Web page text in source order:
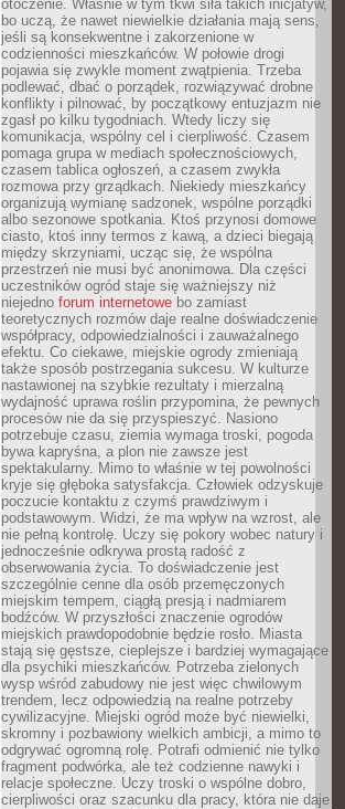
otoczenie. Właśnie w tym tkwi siła takich inicjatyw,
bo uczą, że nawet niewielkie działania mają sens,
jeśli są konsekwentne i zakorzenione w
codzienności mieszkańców. W połowie drogi
pojawia się zwykle moment zwątpienia. Trzeba
podlewać, dbać o porządek, rozwiązywać drobne
konflikty i pilnować, by początkowy entuzjazm nie
zgasł po kilku tygodniach. Wtedy liczy się
komunikacja, wspólny cel i cierpliwość. Czasem
pomaga grupa w mediach społecznościowych,
czasem tablica ogłoszeń, a czasem zwykła
rozmowa przy grządkach. Niekiedy mieszkańcy
organizują wymianę sadzonek, wspólne porządki
albo sezonowe spotkania. Ktoś przynosi domowe
ciasto, ktoś inny termos z kawą, a dzieci biegają
między skrzyniami, ucząc się, że wspólna
przestrzeń nie musi być anonimowa. Dla części
uczestników ogród staje się ważniejszy niż
niejedno forum internetowe bo zamiast
teoretycznych rozmów daje realne doświadczenie
współpracy, odpowiedzialności i zauważalnego
efektu. Co ciekawe, miejskie ogrody zmieniają
także sposób postrzegania sukcesu. W kulturze
nastawionej na szybkie rezultaty i mierzalną
wydajność uprawa roślin przypomina, że pewnych
procesów nie da się przyspieszyć. Nasiono
potrzebuje czasu, ziemia wymaga troski, pogoda
bywa kapryśna, a plon nie zawsze jest
spektakularny. Mimo to właśnie w tej powolności
kryje się głęboka satysfakcja. Człowiek odzyskuje
poczucie kontaktu z czymś prawdziwym i
podstawowym. Widzi, że ma wpływ na wzrost, ale
nie pełną kontrolę. Uczy się pokory wobec natury i
jednocześnie odkrywa prostą radość z
obserwowania życia. To doświadczenie jest
szczególnie cenne dla osób przemęczonych
miejskim tempem, ciągłą presją i nadmiarem
bodźców. W przyszłości znaczenie ogrodów
miejskich prawdopodobnie będzie rosło. Miasta
stają się gęstsze, cieplejsze i bardziej wymagające
dla psychiki mieszkańców. Potrzeba zielonych
wysp wśród zabudowy nie jest więc chwilowym
trendem, lecz odpowiedzią na realne potrzeby
cywilizacyjne. Miejski ogród może być niewielki,
skromny i pozbawiony wielkich ambicji, a mimo to
odgrywać ogromną rolę. Potrafi odmienić nie tylko
fragment podwórka, ale też codzienne nawyki i
relacje społeczne. Uczy troski o wspólne dobro,
cierpliwości oraz szacunku dla pracy, która nie daje